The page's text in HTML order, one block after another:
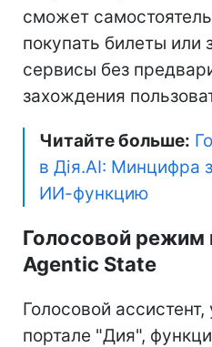
сможет
покупать билеты или
сервисы без
захождения
Читайте больше:
в Дія.AI: Минцифра
ИИ-функцию
Голосовой режим
Agentic State
Голосовой
портале "Дия",